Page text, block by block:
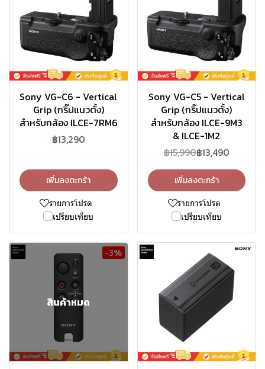
Sony VG-C6 - Vertical
Grip (กริ๊ปแนวตั้ง)
สำหรับกล้อง ILCE-7RM6
฿13,290
เพิ่มลงตะกร้า
รายการโปรด
เปรียบเทียบ
Sony VG-C5 - Vertical
Grip (กริ๊ปแนวตั้ง)
สำหรับกล้อง ILCE-9M3
& ILCE-1M2
฿15,990฿13,490
เพิ่มลงตะกร้า
รายการโปรด
เปรียบเทียบ
-3%
สินค้าหมด